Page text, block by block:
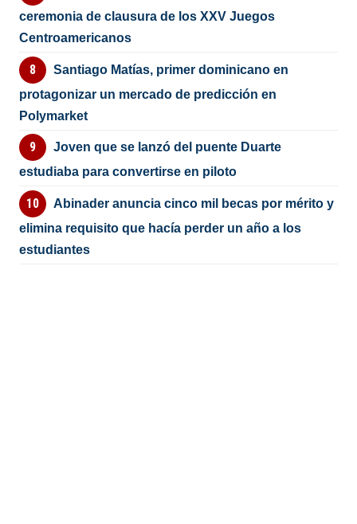
ceremonia de clausura de los XXV Juegos
Centroamericanos
Santiago Matías, primer dominicano en
protagonizar un mercado de predicción en
Polymarket
Joven que se lanzó del puente Duarte
estudiaba para convertirse en piloto
Abinader anuncia cinco mil becas por mérito y
elimina requisito que hacía perder un año a los
estudiantes